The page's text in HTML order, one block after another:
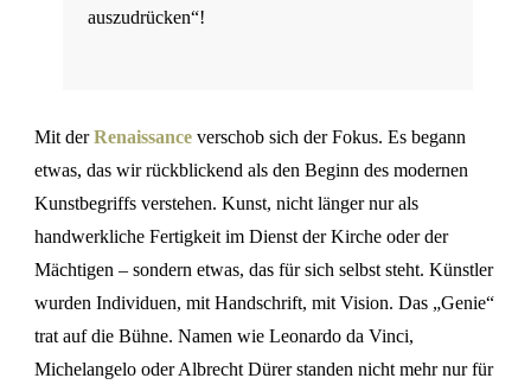
auszudrücken“!
Mit derRenaissance verschob sich der Fokus. Es begann
etwas, das wir rückblickend als den Beginn des modernen
Kunstbegriffs verstehen. Kunst, nicht länger nur als
handwerkliche Fertigkeit im Dienst der Kirche oder der
Mächtigen – sondern etwas, das für sich selbst steht. Künstler
wurden Individuen, mit Handschrift, mit Vision. Das „Genie“
trat auf die Bühne. Namen wie Leonardo da Vinci,
Michelangelo oder Albrecht Dürer standen nicht mehr nur für